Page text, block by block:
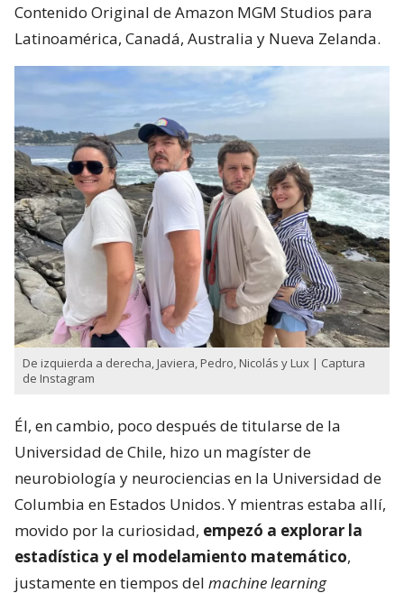
Contenido Original de Amazon MGM Studios para
Latinoamérica, Canadá, Australia y Nueva Zelanda.
De izquierda a derecha, Javiera, Pedro, Nicolás y Lux | Captura
de Instagram
Él, en cambio, poco después de titularse de la
Universidad de Chile, hizo un magíster de
neurobiología y neurociencias en la Universidad de
Columbia en Estados Unidos. Y mientras estaba allí,
movido por la curiosidad, empezó a explorar la
estadística y el modelamiento matemático,
justamente en tiempos del machine learning